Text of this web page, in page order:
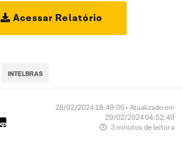
Acessar Relatório
INTELBRAS
28/02/2024 18:49:00 • Atualizado em
29/02/2024 04:52:49
3 minutos de leitura